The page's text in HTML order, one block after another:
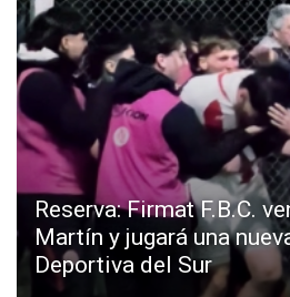
Reserva: Firmat F.B.C.
Martín y jugará una
Deportiva del Sur